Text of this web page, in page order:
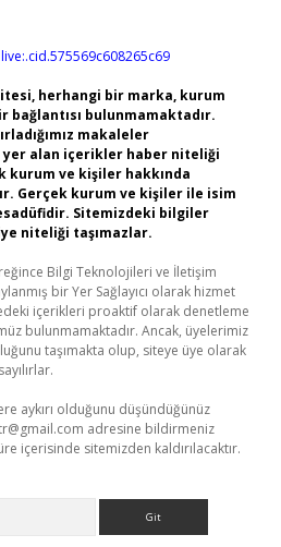
live:.cid.575569c608265c69
herhangi bir marka, kurum
bağlantısı bulunmamaktadır.
makaleler
yer alan içerikler haber niteliği
kurum ve kişiler hakkında
Gerçek kurum ve kişiler ile isim
Sitemizdeki bilgiler
niteliği taşımazlar.
Bilgi Teknolojileri ve İletişim
bir Yer Sağlayıcı olarak hizmet
içerikleri proaktif olarak denetleme
bulunmamaktadır. Ancak, üyelerimiz
taşımakta olup, siteye üye olarak
aykırı olduğunu düşündüğünüz
adresine bildirmeniz
içerisinde sitemizden kaldırılacaktır.